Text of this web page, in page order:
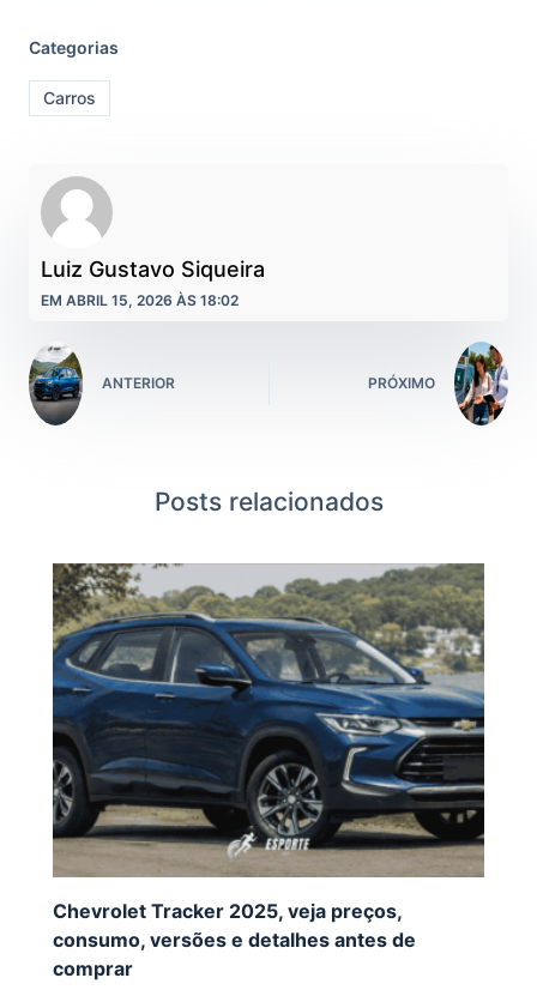
Categorias
Carros
Luiz Gustavo Siqueira
EM ABRIL 15, 2026 ÀS 18:02
ANTERIOR PRÓXIMO
Posts relacionados
Chevrolet Tracker 2025, veja preços,
consumo, versões e detalhes antes de
comprar